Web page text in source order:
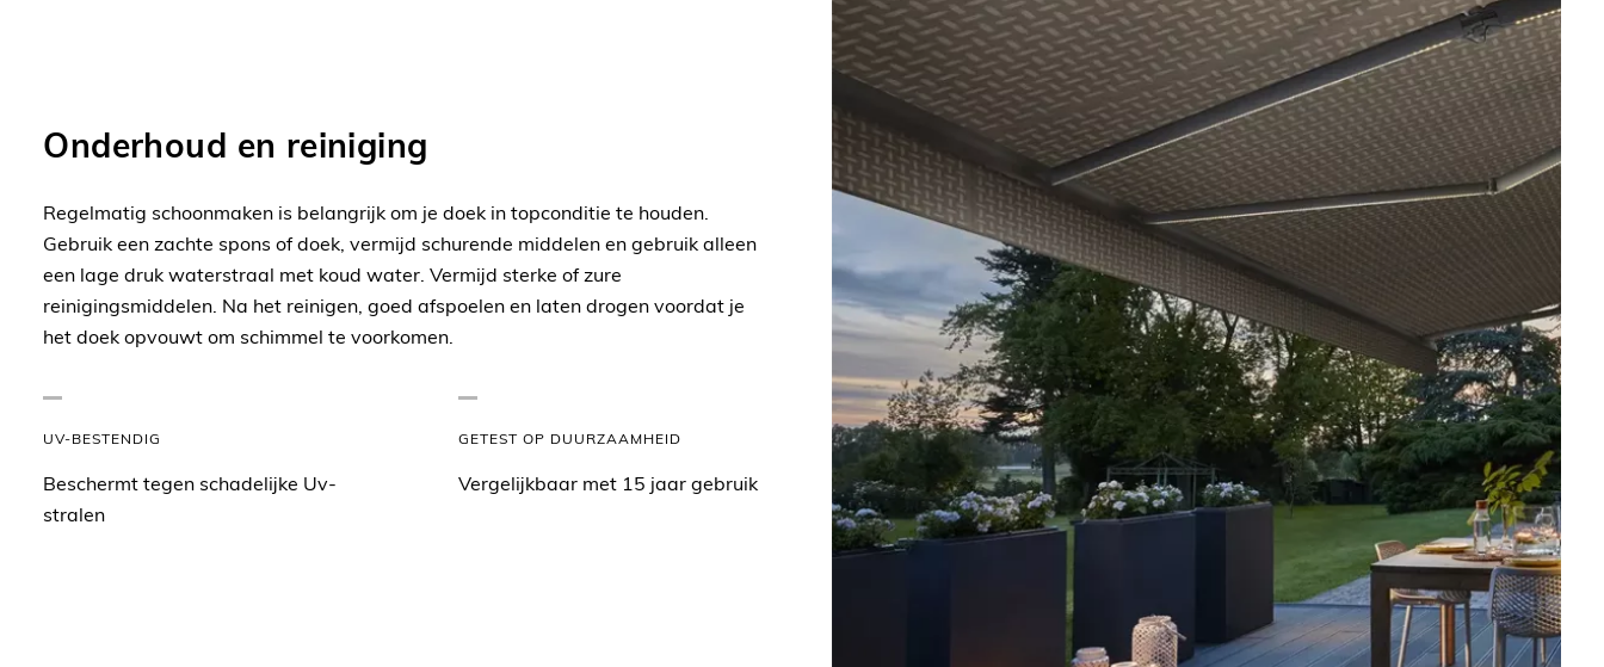
Onderhoud en reiniging
Regelmatig schoonmaken is belangrijk om je doek in topconditie te houden.
Gebruik een zachte spons of doek, vermijd schurende middelen en gebruik alleen
een lage druk waterstraal met koud water. Vermijd sterke of zure
reinigingsmiddelen. Na het reinigen, goed afspoelen en laten drogen voordat je
het doek opvouwt om schimmel te voorkomen.
UV-BESTENDIG
Beschermt tegen schadelijke Uv-
stralen
GETEST OP DUURZAAMHEID
Vergelijkbaar met 15 jaar gebruik